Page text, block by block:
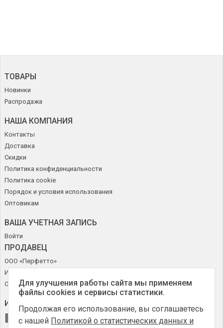
ТОВАРЫ
Новинки
Распродажа
НАША КОМПАНИЯ
Контакты
Доставка
Скидки
Политика конфиденциальности
Политика cookie
Порядок и условия использования
Оптовикам
ВАША УЧЕТНАЯ ЗАПИСЬ
Войти
ПРОДАВЕЦ
ООО «Перфетто»
ИНН 50272644715
ОГРН 1185027010630
ИНФОРМАЦИЯ О МАГАЗИНЕ
Online-Obuv.ru
Для улучшения работы сайта мы применяем
файлы cookies и сервисы статистики.
Продолжая его использование, вы соглашаетесь
с нашей Политикой о статистических данных и